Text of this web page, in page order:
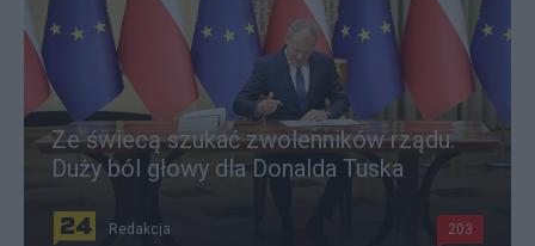
Ze świecą szukać zwolenników rządu.
Duży ból głowy dla Donalda Tuska
Redakcja 203